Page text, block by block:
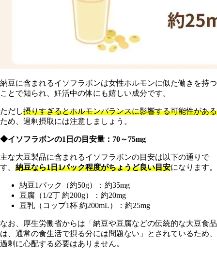
納豆に含まれるイソフラボンは女性ホルモンに似た働きを持つ
ことで知られ、妊活中の体にも嬉しい成分です。
ただし摂りすぎるとホルモンバランスに影響する可能性がある
ため、過剰摂取には注意しましょう。
◆イソフラボンの1日の目安量：70～75mg
主な大豆製品に含まれるイソフラボンの目安は以下の通りで
す。 納豆なら1日1パック程度がちょうど良い目安になります。
納豆1パック（約50g）：約35mg
豆腐（1/2丁 約200g）：約20mg
豆乳（コップ1杯 約200mL）：約25mg
なお、厚生労働省からは「納豆や豆腐などの伝統的な大豆食品
は、通常の食生活で摂る分には問題ない」とされているため、
過剰に心配する必要はありません。